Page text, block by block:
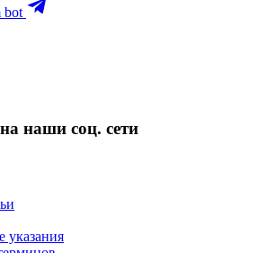
bot
наши соц. сети
указания